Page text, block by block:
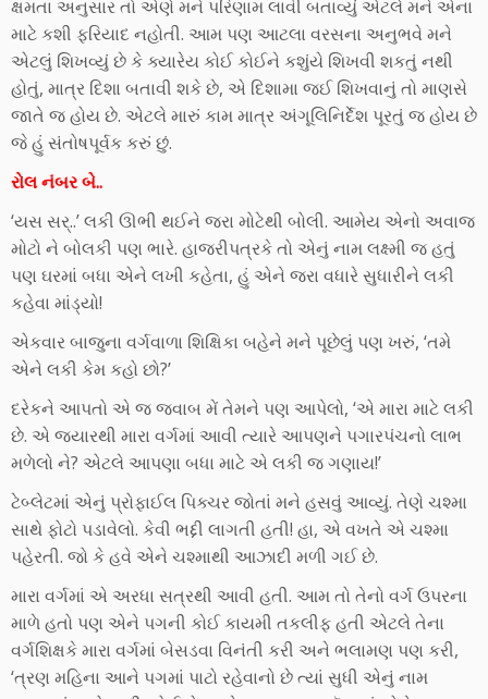
ક્ષમતા અનુસાર તો એણે મને પરિણામ લાવી બતાવ્યું એટલે મને એના
માટે કશી ફરિયાદ નહોતી. આમ પણ આટલા વરસના અનુભવે મને
એટલું શિખવ્યું છે કે ક્યારેય કોઈ કોઈને કશુંયે શિખવી શકતું નથી
હોતું, માત્ર દિશા બતાવી શકે છે, એ દિશામા જઈ શિખવાનું તો માણસે
જાતે જ હોય છે. એટલે મારું કામ માત્ર અંગૂલિનિર્દેશ પૂરતું જ હોય છે
જે હું સંતોષપૂર્વક કરું છું.
રોલ નંબર બે..
‘યસ સર્..’ લકી ઊભી થઈને જરા મોટેથી બોલી. આમેય એનો અવાજ
મોટો ને બોલકી પણ ભારે. હાજરીપત્રકે તો એનું નામ લક્ષ્મી જ હતું
પણ ઘરમાં બધા એને લખી કહેતા, હું એને જરા વધારે સુધારીને લકી
કહેવા માંડ્યો!
એકવાર બાજુના વર્ગવાળા શિક્ષિકા બહેને મને પૂછેલું પણ ખરું, ‘તમે
એને લકી કેમ કહો છો?’
દરેકને આપતો એ જ જવાબ મેં તેમને પણ આપેલો, ‘એ મારા માટે લકી
છે. એ જ્યારથી મારા વર્ગમાં આવી ત્યારે આપણને પગારપંચનો લાભ
મળેલો ને? એટલે આપણા બધા માટે એ લકી જ ગણાય!’
ટેબ્લેટમાં એનું પ્રોફાઈલ પિક્ચર જોતાં મને હસવું આવ્યું. તેણે ચશ્મા
સાથે ફોટો પડાવેલો. કેવી ભદ્દી લાગતી હતી! હા, એ વખતે એ ચશ્મા
પહેરતી. જો કે હવે એને ચશ્માથી આઝાદી મળી ગઈ છે.
મારા વર્ગમાં એ અરધા સત્રથી આવી હતી. આમ તો તેનો વર્ગ ઉપરના
માળે હતો પણ એને પગની કોઈ કાયમી તકલીફ હતી એટલે તેના
વર્ગશિક્ષકે મારા વર્ગમાં બેસડવા વિનંતી કરી અને ભલામણ પણ કરી,
‘ત્રણ મહિના આને પગમાં પાટો રહેવાનો છે ત્યાં સુધી એનું નામ